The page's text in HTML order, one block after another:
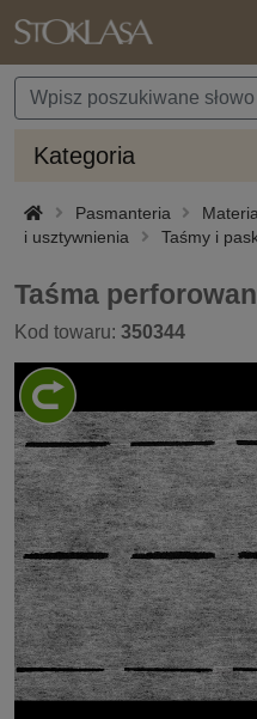
Kategoria
Pasmanteria
i usztywnienia
Taśmy i
Taśma
Kod towaru: 350344